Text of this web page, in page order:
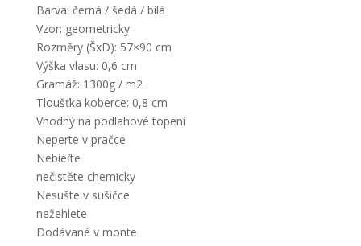
Barva: černá / šedá / bílá
Vzor: geometricky
Rozměry (ŠxD): 57×90 cm
Výška vlasu: 0,6 cm
Gramáž: 1300g / m2
Tloušťka koberce: 0,8 cm
Vhodný na podlahové topení
Neperte v pračce
Nebieľte
nečistěte chemicky
Nesušte v sušičce
nežehlete
Dodávané v monte